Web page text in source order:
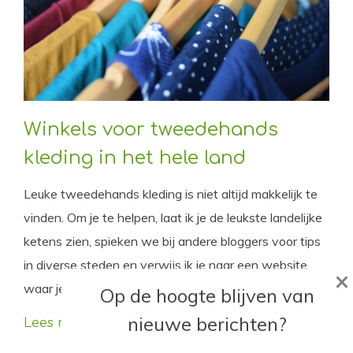
Winkels voor tweedehands
kleding in het hele land
Leuke tweedehands kleding is niet altijd makkelijk te
vinden. Om je te helpen, laat ik je de leukste landelijke
ketens zien, spieken we bij andere bloggers voor tips
in diverse steden en verwijs ik je naar een website
waar je naar winkels in de buurt kunt zoeken.
Lees meer
Op de hoogte blijven van
nieuwe berichten?
×